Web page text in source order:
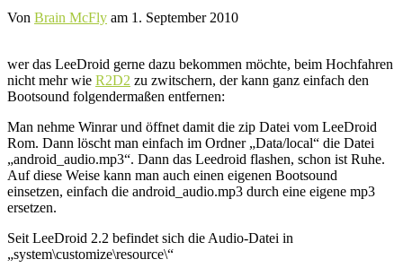
Von Brain McFly am 1. September 2010
wer das LeeDroid gerne dazu bekommen möchte, beim Hochfahren
nicht mehr wie R2D2 zu zwitschern, der kann ganz einfach den
Bootsound folgendermaßen entfernen:
Man nehme Winrar und öffnet damit die zip Datei vom LeeDroid
Rom. Dann löscht man einfach im Ordner „Data/local“ die Datei
„android_audio.mp3“. Dann das Leedroid flashen, schon ist Ruhe.
Auf diese Weise kann man auch einen eigenen Bootsound
einsetzen, einfach die android_audio.mp3 durch eine eigene mp3
ersetzen.
Seit LeeDroid 2.2 befindet sich die Audio-Datei in
„system\customize\resource\“